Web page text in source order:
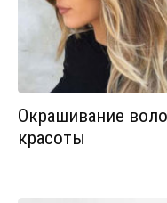
Окрашивание
красоты